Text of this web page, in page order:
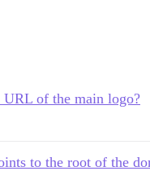
URL of the main logo?
to the root of the